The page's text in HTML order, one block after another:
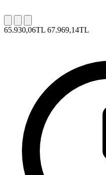
65.930,06TL 67.969,14TL